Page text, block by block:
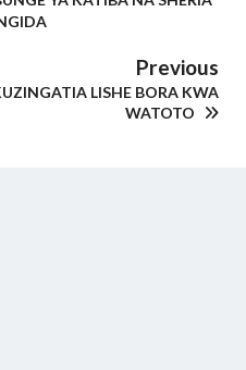
Previous
LISHE BORA KWA
WATOTO